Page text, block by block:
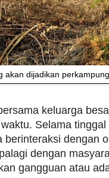
akan dijadikan
keluarga
Selama
berinteraksi dengan
dengan
gangguan atau